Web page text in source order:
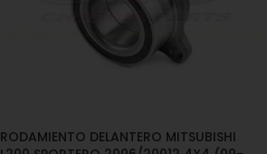
RODAMIENTO DELANTERO MITSUBISHI